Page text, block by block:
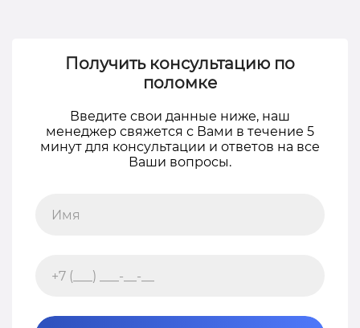
Получить консультацию по
поломке
Введите свои данные ниже, наш
менеджер свяжется с Вами в течение 5
минут для консультации и ответов на все
Ваши вопросы.